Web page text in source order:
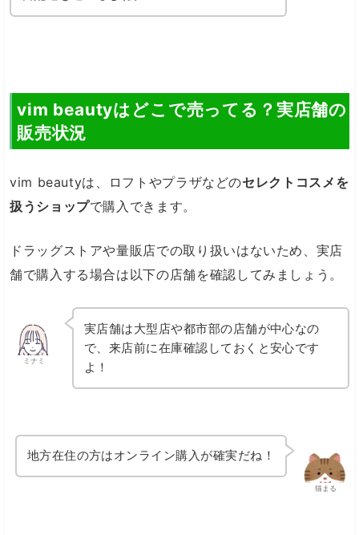
vim beautyはどこで売ってる？実店舗の
販売状況
vim beautyは、ロフトやプラザなどのセレクトコスメを
扱うショップで購入できます。
ドラッグストアや量販店での取り扱いはないため、実店
舗で購入する場合は以下の店舗を確認してみましょう。
ミナミ
実店舗は大型店や都市部の店舗が中心なの
で、来店前に在庫確認しておくと安心です
よ！
猫まる
地方在住の方はオンライン購入が確実だね！